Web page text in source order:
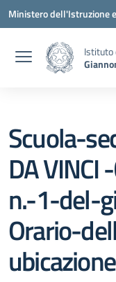
Vai ai contenuti
Vai al menu di navigazione
Vai al footer
Ministero dell'Istruzione
Istituto
Scuola-
DA VINCI
n.-1-del-
Orario-